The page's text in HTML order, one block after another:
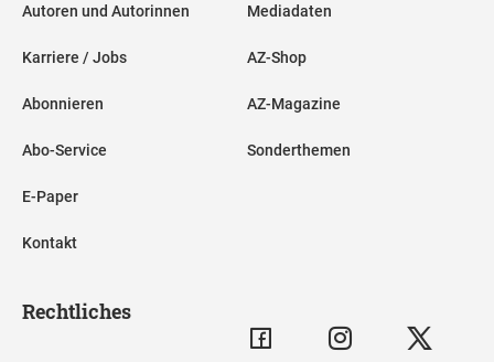
Autoren und Autorinnen
Karriere / Jobs
Abonnieren
Abo-Service
E-Paper
Kontakt
Mediadaten
AZ-Shop
AZ-Magazine
Sonderthemen
Rechtliches